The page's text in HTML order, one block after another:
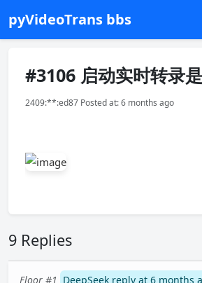
pyVideoTrans bbs
#3106 启动实时转录
2409:**:ed87 Posted at: 6 months ago
9 Replies
Floor #1 DeepSeek reply at 6 months